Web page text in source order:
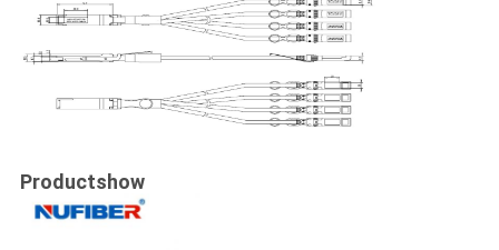
Productshow